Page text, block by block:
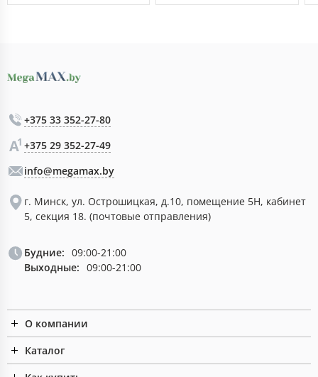
+375 33 352-27-80
+375 29 352-27-49
info@megamax.by
г. Минск, ул. Острошицкая, д.10, помещение 5Н, кабинет
5, секция 18. (почтовые отправления)
Будние: 09:00-21:00
Выходные: 09:00-21:00
О компании
Каталог